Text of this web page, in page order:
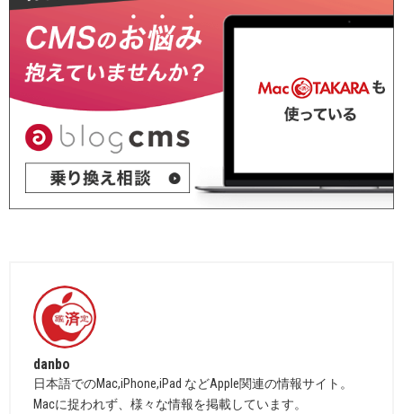
danbo
日本語でのMac,iPhone,iPad などApple関連の情報サイト。
Macに捉われず、様々な情報を掲載しています。